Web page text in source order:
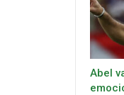
Abel